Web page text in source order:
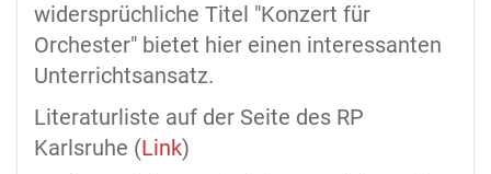
widersprüchliche Titel "Konzert für
Orchester" bietet hier einen interessanten
Unterrichtsansatz.
Literaturliste auf der Seite des RP
Karlsruhe (Link)